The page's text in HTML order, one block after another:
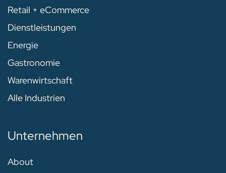
Retail + eCommerce
Dienstleistungen
Energie
Gastronomie
Warenwirtschaft
Alle Industrien
Unternehmen
About